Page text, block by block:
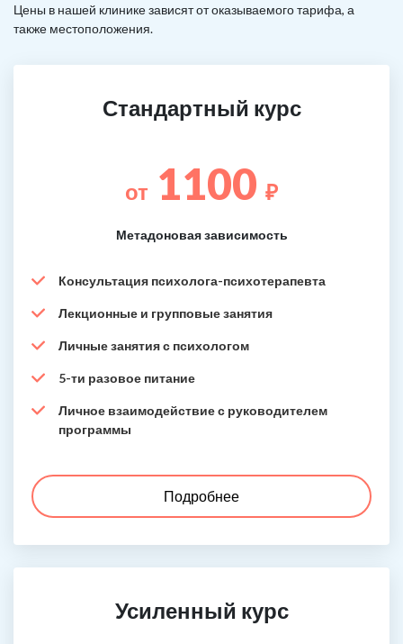
Цены в нашей клинике зависят от оказываемого тарифа, а
также местоположения.
Стандартный курс
от 1100 ₽
Метадоновая зависимость
Консультация психолога-психотерапевта
Лекционные и групповые занятия
Личные занятия с психологом
5-ти разовое питание
Личное взаимодействие с руководителем
программы
Подробнее
Усиленный курс